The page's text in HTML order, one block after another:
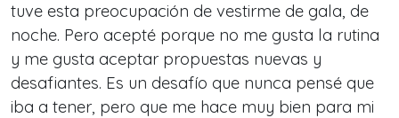
tuve esta preocupación de vestirme de gala, de
noche. Pero acepté porque no me gusta la rutina
y me gusta aceptar propuestas nuevas y
desafiantes. Es un desafío que nunca pensé que
iba a tener, pero que me hace muy bien para mi